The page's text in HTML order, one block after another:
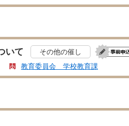
いて
その他の催し
教育委員会 学校教育課